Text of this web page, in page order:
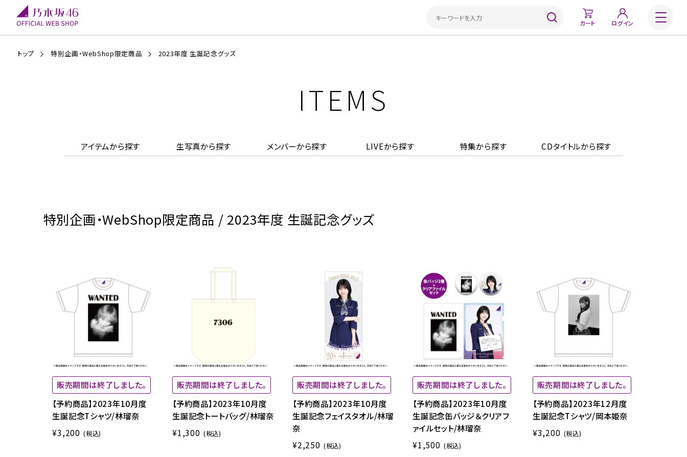
カート ログイン
トップ 特別企画・WebShop限定商品 2023年度 生誕記念グッズ
ITEMS
アイテムから探す 生写真から探す メンバーから探す LIVEから探す 特集から探す CDタイトルから探す
特別企画・WebShop限定商品 / 2023年度 生誕記念グッズ
販売期間は終了しました。
【予約商品】2023年10月度
生誕記念Tシャツ/林瑠奈
¥3,200 (税込)
販売期間は終了しました。
【予約商品】2023年10月度
生誕記念トートバッグ/林瑠奈
¥1,300 (税込)
販売期間は終了しました。
【予約商品】2023年10月度
生誕記念フェイスタオル/林瑠
奈
¥2,250 (税込)
販売期間は終了しました。
【予約商品】2023年10月度
生誕記念缶バッジ＆クリアフ
ァイルセット/林瑠奈
¥1,500 (税込)
販売期間は終了しました。
【予約商品】2023年12月度
生誕記念Tシャツ/岡本姫奈
¥3,200 (税込)